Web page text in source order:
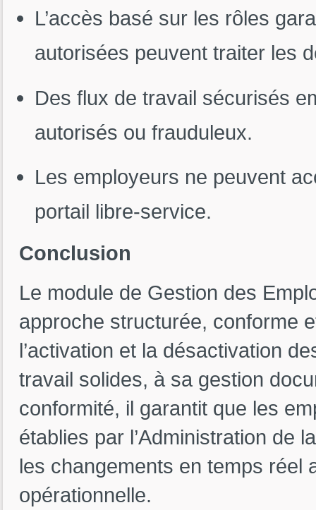
L’accès basé sur les rôles
autorisées peuvent traiter les
Des flux de travail sécurisés
autorisés ou frauduleux.
Les employeurs ne peuvent
portail libre-service.
Conclusion
Le module de Gestion des
approche structurée, conforme
l’activation et la désactivation
travail solides, à sa gestion
conformité, il garantit que les
établies par l’Administration de
les changements en temps réel
opérationnelle.